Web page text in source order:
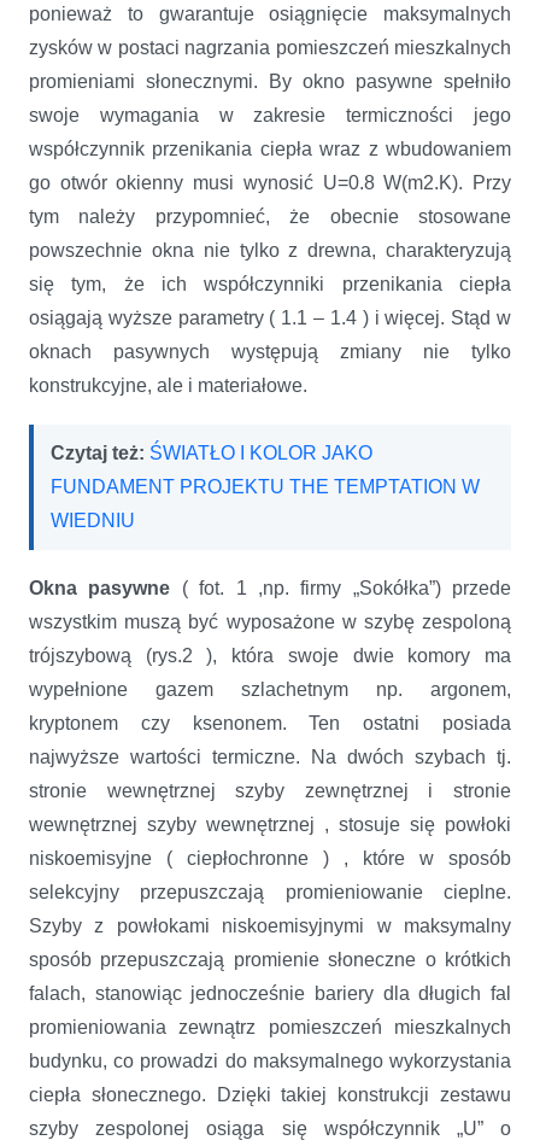
ponieważ to gwarantuje osiągnięcie maksymalnych
zysków w postaci nagrzania pomieszczeń mieszkalnych
promieniami słonecznymi. By okno pasywne spełniło
swoje wymagania w zakresie termiczności jego
współczynnik przenikania ciepła wraz z wbudowaniem
go otwór okienny musi wynosić U=0.8 W(m2.K). Przy
tym należy przypomnieć, że obecnie stosowane
powszechnie okna nie tylko z drewna, charakteryzują
się tym, że ich współczynniki przenikania ciepła
osiągają wyższe parametry ( 1.1 – 1.4 ) i więcej. Stąd w
oknach pasywnych występują zmiany nie tylko
konstrukcyjne, ale i materiałowe.
Czytaj też: ŚWIATŁO I KOLOR JAKO
FUNDAMENT PROJEKTU THE TEMPTATION W
WIEDNIU
Okna pasywne ( fot. 1 ,np. firmy „Sokółka”) przede
wszystkim muszą być wyposażone w szybę zespoloną
trójszybową (rys.2 ), która swoje dwie komory ma
wypełnione gazem szlachetnym np. argonem,
kryptonem czy ksenonem. Ten ostatni posiada
najwyższe wartości termiczne. Na dwóch szybach tj.
stronie wewnętrznej szyby zewnętrznej i stronie
wewnętrznej szyby wewnętrznej , stosuje się powłoki
niskoemisyjne ( ciepłochronne ) , które w sposób
selekcyjny przepuszczają promieniowanie cieplne.
Szyby z powłokami niskoemisyjnymi w maksymalny
sposób przepuszczają promienie słoneczne o krótkich
falach, stanowiąc jednocześnie bariery dla długich fal
promieniowania zewnątrz pomieszczeń mieszkalnych
budynku, co prowadzi do maksymalnego wykorzystania
ciepła słonecznego. Dzięki takiej konstrukcji zestawu
szyby zespolonej osiąga się współczynnik „U” o